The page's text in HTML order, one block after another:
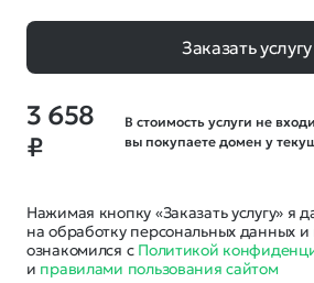
Заказать услугу
3 658
₽
В стоимость услуги не
вы покупаете домен у
Нажимая кнопку «Заказать услугу» я
на обработку персональных данных
ознакомился с Политикой
и правилами пользования сайтом